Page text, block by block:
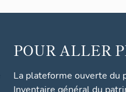
POUR ALLER
La plateforme ouverte du